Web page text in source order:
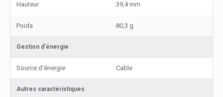
Hauteur 39,4 mm
Poids 80,3 g
Gestion d'énergie
Source d'énergie Cable
Autres caractéristiques